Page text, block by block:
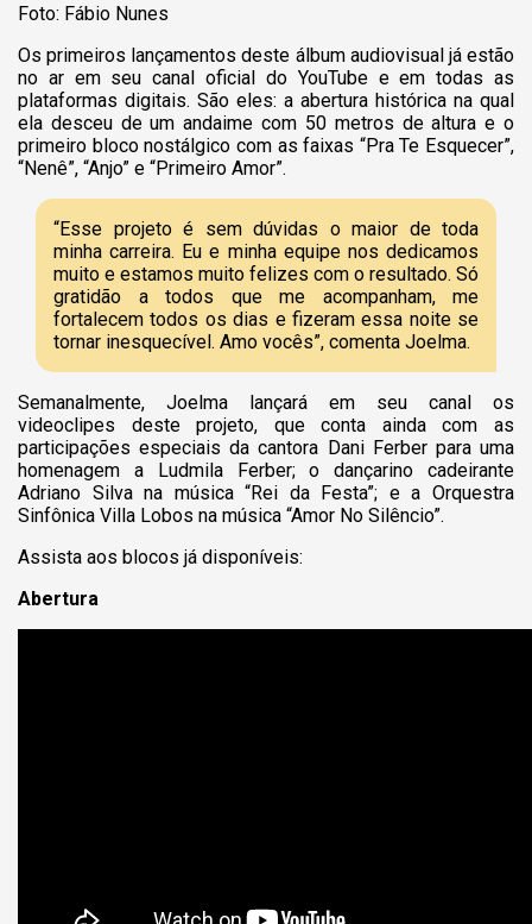
Foto: Fábio Nunes
Os primeiros lançamentos deste álbum audiovisual já estão
no ar em seu canal oficial do YouTube e em todas as
plataformas digitais. São eles: a abertura histórica na qual
ela desceu de um andaime com 50 metros de altura e o
primeiro bloco nostálgico com as faixas “Pra Te Esquecer”,
“Nenê”, “Anjo” e “Primeiro Amor”.
“Esse projeto é sem dúvidas o maior de toda
minha carreira. Eu e minha equipe nos dedicamos
muito e estamos muito felizes com o resultado. Só
gratidão a todos que me acompanham, me
fortalecem todos os dias e fizeram essa noite se
tornar inesquecível. Amo vocês”, comenta Joelma.
Semanalmente, Joelma lançará em seu canal os
videoclipes deste projeto, que conta ainda com as
participações especiais da cantora Dani Ferber para uma
homenagem a Ludmila Ferber; o dançarino cadeirante
Adriano Silva na música “Rei da Festa”; e a Orquestra
Sinfônica Villa Lobos na música “Amor No Silêncio”.
Assista aos blocos já disponíveis:
Abertura